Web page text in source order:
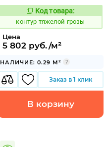
763394
Код товара:
контур тяжелой грозы
Цена
5 802 руб./м²
НАЛИЧИЕ: 0.29 М²
Заказ в 1 клик
В корзину